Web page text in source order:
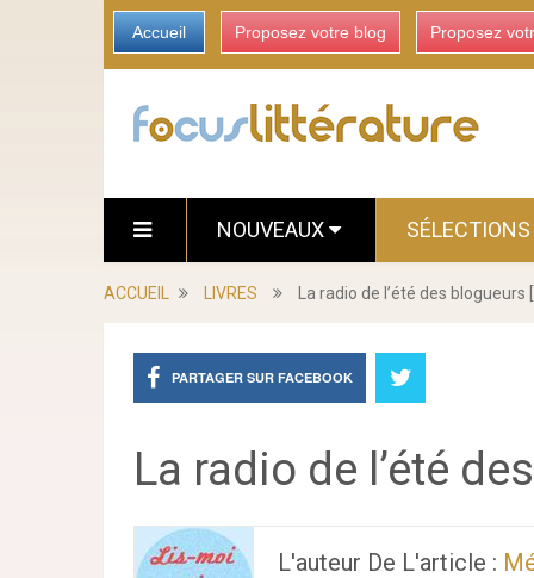
Accueil Proposez votre blog Proposez
NOUVEAUX SÉLECTIONS
ACCUEIL LIVRES La radio de l’été des blogueurs
PARTAGER SUR FACEBOOK
La radio de l’été
L'auteur De L'article :